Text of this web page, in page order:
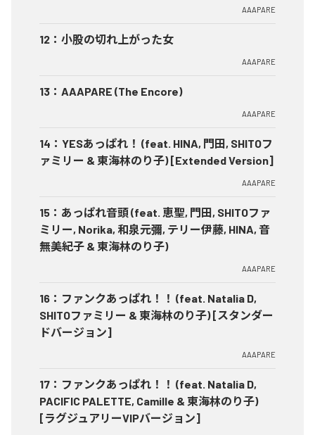
AAAPARE
12 ： 小股の切れ上がった女
AAAPARE
13 ： AAAPARE (The Encore)
AAAPARE
14 ： YESあっぱれ！ (feat. HINA, 門田, SHITOフ
ァミリー & 東海林のり子) [Extended Version]
AAAPARE
15 ： あっぱれ音頭 (feat. 恵聖, 門田, SHITOファ
ミリー, Norika, 和泉元彌, テリー伊藤, HINA, 音
無美紀子 & 東海林のり子)
AAAPARE
16 ： ファンクあっぱれ！！ (feat. Natalia D,
SHITOファミリー & 東海林のり子) [スタンダー
ドバージョン]
AAAPARE
17 ： ファンクあっぱれ！！ (feat. Natalia D,
PACIFIC PALETTE, Camille & 東海林のり子)
[ラグジュアリーVIPバージョン]